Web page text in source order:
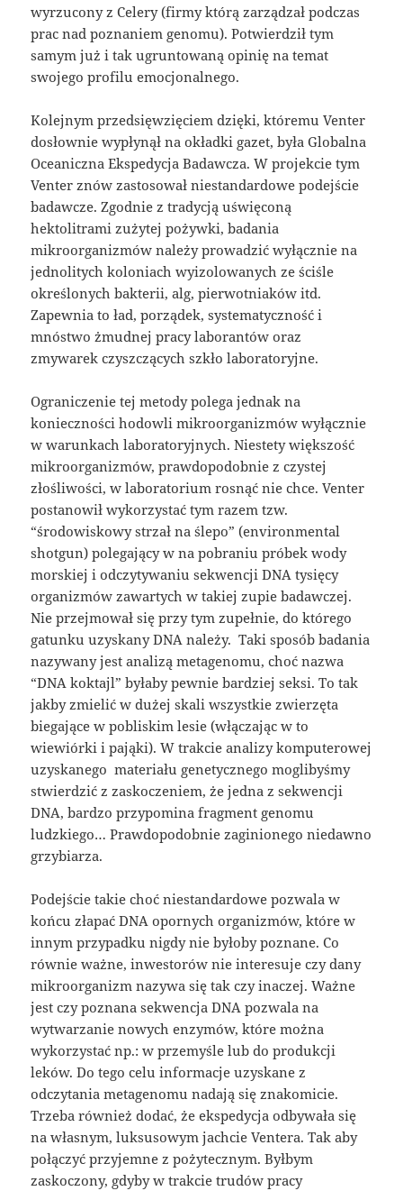
wyrzucony z Celery (firmy którą zarządzał podczas
prac nad poznaniem genomu). Potwierdził tym
samym już i tak ugruntowaną opinię na temat
swojego profilu emocjonalnego.
Kolejnym przedsięwzięciem dzięki, któremu Venter
dosłownie wypłynął na okładki gazet, była Globalna
Oceaniczna Ekspedycja Badawcza. W projekcie tym
Venter znów zastosował niestandardowe podejście
badawcze. Zgodnie z tradycją uświęconą
hektolitrami zużytej pożywki, badania
mikroorganizmów należy prowadzić wyłącznie na
jednolitych koloniach wyizolowanych ze ściśle
określonych bakterii, alg, pierwotniaków itd.
Zapewnia to ład, porządek, systematyczność i
mnóstwo żmudnej pracy laborantów oraz
zmywarek czyszczących szkło laboratoryjne.
Ograniczenie tej metody polega jednak na
konieczności hodowli mikroorganizmów wyłącznie
w warunkach laboratoryjnych. Niestety większość
mikroorganizmów, prawdopodobnie z czystej
złośliwości, w laboratorium rosnąć nie chce. Venter
postanowił wykorzystać tym razem tzw.
“środowiskowy strzał na ślepo” (environmental
shotgun) polegający w na pobraniu próbek wody
morskiej i odczytywaniu sekwencji DNA tysięcy
organizmów zawartych w takiej zupie badawczej.
Nie przejmował się przy tym zupełnie, do którego
gatunku uzyskany DNA należy. Taki sposób badania
nazywany jest analizą metagenomu, choć nazwa
“DNA koktajl” byłaby pewnie bardziej seksi. To tak
jakby zmielić w dużej skali wszystkie zwierzęta
biegające w pobliskim lesie (włączając w to
wiewiórki i pająki). W trakcie analizy komputerowej
uzyskanego materiału genetycznego moglibyśmy
stwierdzić z zaskoczeniem, że jedna z sekwencji
DNA, bardzo przypomina fragment genomu
ludzkiego… Prawdopodobnie zaginionego niedawno
grzybiarza.
Podejście takie choć niestandardowe pozwala w
końcu złapać DNA opornych organizmów, które w
innym przypadku nigdy nie byłoby poznane. Co
równie ważne, inwestorów nie interesuje czy dany
mikroorganizm nazywa się tak czy inaczej. Ważne
jest czy poznana sekwencja DNA pozwala na
wytwarzanie nowych enzymów, które można
wykorzystać np.: w przemyśle lub do produkcji
leków. Do tego celu informacje uzyskane z
odczytania metagenomu nadają się znakomicie.
Trzeba również dodać, że ekspedycja odbywała się
na własnym, luksusowym jachcie Ventera. Tak aby
połączyć przyjemne z pożytecznym. Byłbym
zaskoczony, gdyby w trakcie trudów pracy